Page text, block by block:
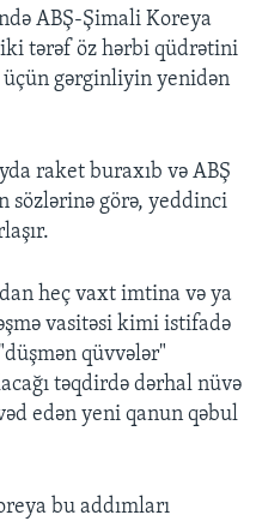
ABŞ-Şimali Koreya
tərəf öz hərbi qüdrətini
gərginliyin yenidən
raket buraxıb və ABŞ
sözlərinə görə, yeddinci
heç vaxt imtina və ya
vasitəsi kimi istifadə
qüvvələr"
təqdirdə dərhal nüvə
edən yeni qanun qəbul
bu addımları